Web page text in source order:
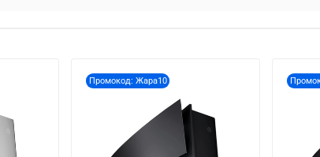
Промокод: Жара10